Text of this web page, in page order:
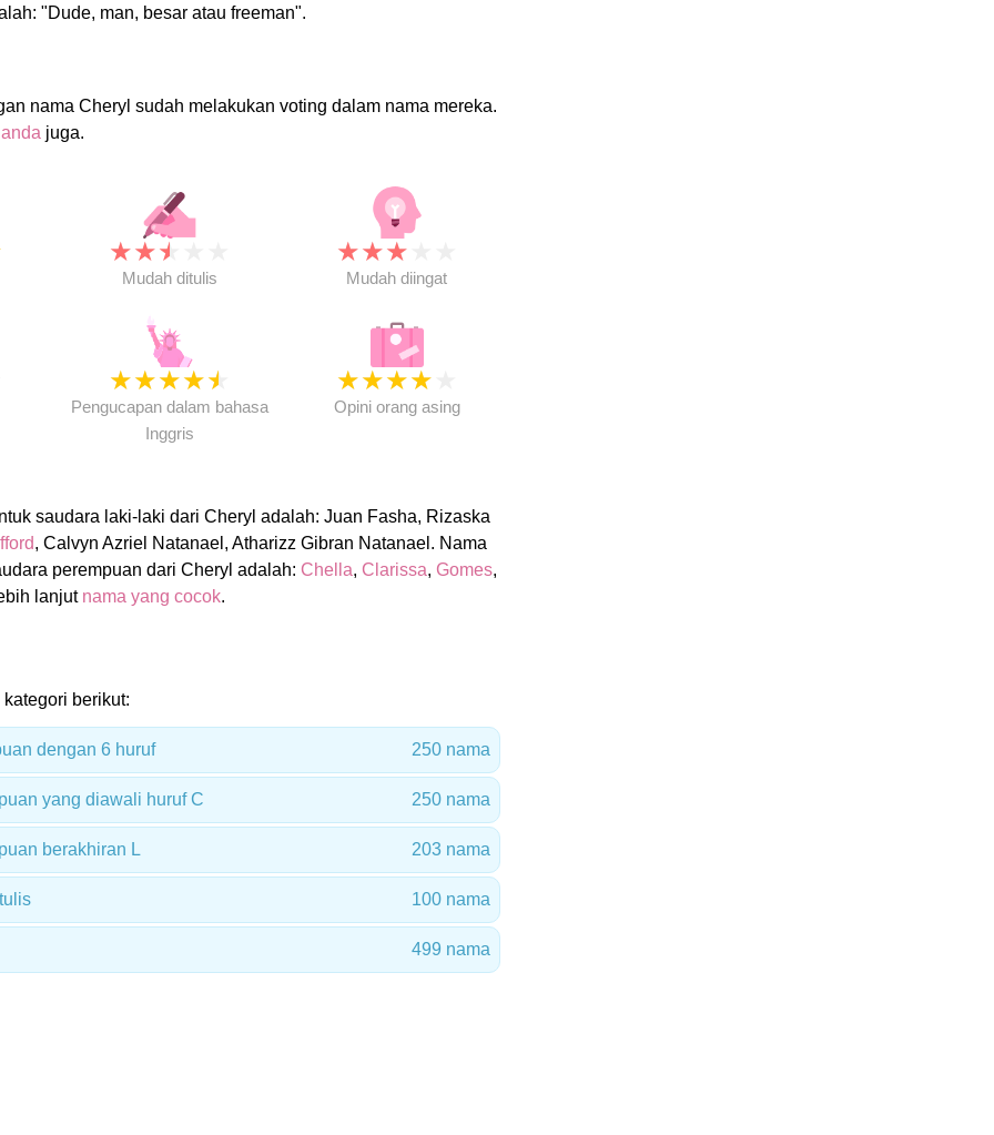
"Dude, man, besar atau freeman".
nama Cheryl sudah melakukan voting dalam nama mereka.
juga.
★★★
Mudah ditulis
★★★
Mudah diingat
★★★★★
Pengucapan dalam bahasa
Inggris
★★★★
Opini orang asing
saudara laki-laki dari Cheryl adalah: Juan Fasha, Rizaska
, Calvyn Azriel Natanael, Atharizz Gibran Natanael. Nama
perempuan dari Cheryl adalah: Chella, Clarissa, Gomes,
lanjut nama yang cocok.
berikut:
dengan 6 huruf 250 nama
yang diawali huruf C 250 nama
berakhiran L 203 nama
100 nama
499 nama